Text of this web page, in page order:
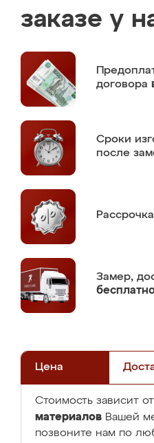
заказе у
договора
Сроки
после
Рассрочка
Замер,
Цена
Стоимость зависит от
материалов Вашей
позвоните нам по